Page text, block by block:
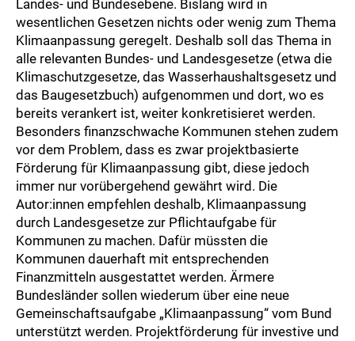
Landes- und Bundesebene. Bislang wird in
wesentlichen Gesetzen nichts oder wenig zum Thema
Klimaanpassung geregelt. Deshalb soll das Thema in
alle relevanten Bundes- und Landesgesetze (etwa die
Klimaschutzgesetze, das Wasserhaushaltsgesetz und
das Baugesetzbuch) aufgenommen und dort, wo es
bereits verankert ist, weiter konkretisieret werden.
Besonders finanzschwache Kommunen stehen zudem
vor dem Problem, dass es zwar projektbasierte
Förderung für Klimaanpassung gibt, diese jedoch
immer nur vorübergehend gewährt wird. Die
Autor:innen empfehlen deshalb, Klimaanpassung
durch Landesgesetze zur Pflichtaufgabe für
Kommunen zu machen. Dafür müssten die
Kommunen dauerhaft mit entsprechenden
Finanzmitteln ausgestattet werden. Ärmere
Bundesländer sollen wiederum über eine neue
Gemeinschaftsaufgabe „Klimaanpassung“ vom Bund
unterstützt werden. Projektförderung für investive und